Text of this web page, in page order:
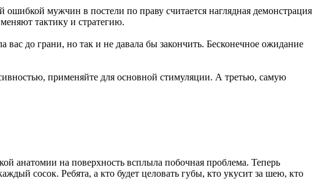
мужчин в постели по праву считается наглядная демонстрация
тактику и стратегию.
до грани, но так и не давала бы закончить. Бесконечное ожидание
применяйте для основной стимуляции. А третью, самую
анатомии на поверхность всплыла побочная проблема. Теперь
сосок. Ребята, а кто будет целовать губы, кто укусит за шею, кто